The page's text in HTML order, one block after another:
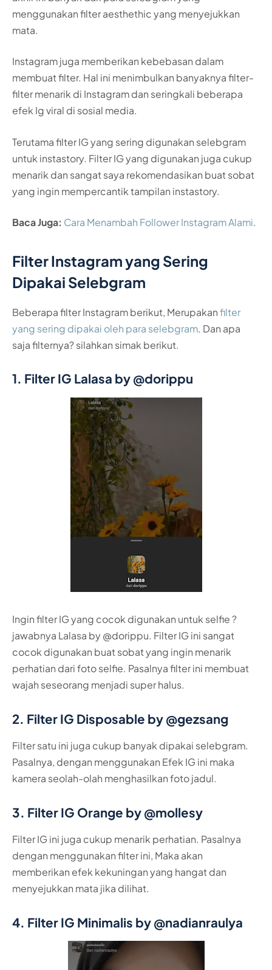
menggunakan filter aesthethic yang menyejukkan
mata.
Instagram juga memberikan kebebasan dalam
membuat filter. Hal ini menimbulkan banyaknya filter-
filter menarik di Instagram dan seringkali beberapa
efek Ig viral di sosial media.
Terutama filter IG yang sering digunakan selebgram
untuk instastory. Filter IG yang digunakan juga cukup
menarik dan sangat saya rekomendasikan buat sobat
yang ingin mempercantik tampilan instastory.
Baca Juga: Cara Menambah Follower Instagram Alami.
Filter Instagram yang Sering
Dipakai Selebgram
Beberapa filter Instagram berikut, Merupakanfilter
yang sering dipakai oleh para selebgram. Dan apa
saja filternya? silahkan simak berikut.
1. Filter IG Lalasa by @dorippu
Ingin filter IG yang cocok digunakan untuk selfie ?
jawabnya Lalasa by @dorippu. Filter IG ini sangat
cocok digunakan buat sobat yang ingin menarik
perhatian dari foto selfie. Pasalnya filter ini membuat
wajah seseorang menjadi super halus.
2. Filter IG Disposable by @gezsang
Filter satu ini juga cukup banyak dipakai selebgram.
Pasalnya, dengan menggunakan Efek IG ini maka
kamera seolah-olah menghasilkan foto jadul.
3. Filter IG Orange by @mollesy
Filter IG ini juga cukup menarik perhatian. Pasalnya
dengan menggunakan filter ini, Maka akan
memberikan efek kekuningan yang hangat dan
menyejukkan mata jika dilihat.
4. Filter IG Minimalis by @nadianraulya